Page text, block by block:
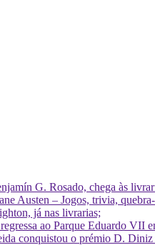
G. Rosado, chega às
Austen – Jogos, trivia,
já nas livrarias;
ao Parque Eduardo VII
conquistou o prémio D.